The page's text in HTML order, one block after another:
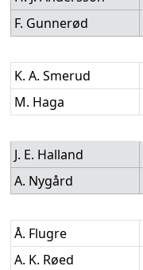
F. Gunnerød
K. A. Smerud
M. Haga
J. E. Halland
A. Nygård
Å. Flugre
A. K. Røed